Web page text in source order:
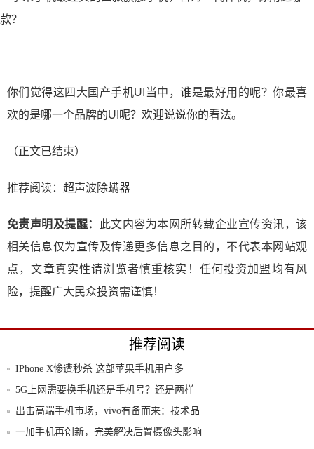
你们觉得这四大国产手机UI当中，谁是最好用的呢？你最喜
欢的是哪一个品牌的UI呢？欢迎说说你的看法。
（正文已结束）
推荐阅读： 超声波除螨器
免责声明及提醒：
此文内容为本网所转载企业宣传资讯，该
相关信息仅为宣传及传递更多信息之目的，不代表本网站观
点，文章真实性请浏览者慎重核实！任何投资加盟均有风
险，提醒广大民众投资需谨慎！
推荐阅读
IPhone X惨遭秒杀 这部苹果手机用户多
5G上网需要换手机还是手机号？还是两样
都得换
出击高端手机市场，vivo有备而来：技术品
质
一加手机再创新，完美解决后置摄像头影响